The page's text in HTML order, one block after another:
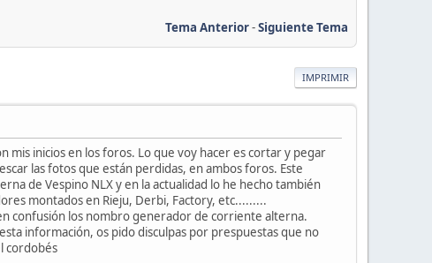
Tema Anterior-Siguiente Tema
IMPRIMIR
mis inicios en los foros. Lo que voy hacer es cortar y pegar
las fotos que están perdidas, en ambos foros. Este
de Vespino NLX y en la actualidad lo he hecho también
montados en Rieju, Derbi, Factory, etc.........
confusión los nombro generador de corriente alterna.
información, os pido disculpas por prespuestas que no
cordobés